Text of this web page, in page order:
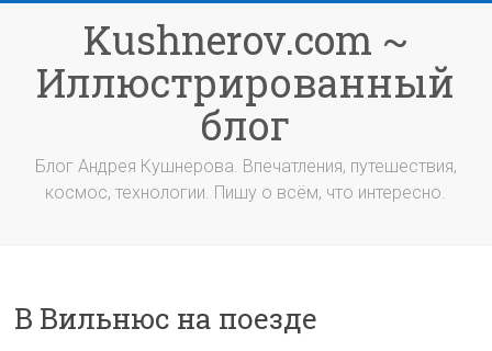
содержимомуKushnerov.com ~
Иллюстрированный
блог
Блог Андрея Кушнерова. Впечатления, путешествия,
космос, технологии. Пишу о всём, что интересно.
В Вильнюс на поезде